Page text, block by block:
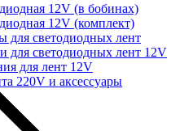
12V (в бобинах)
12V (комплект)
для светодиодных лент
для светодиодных лент 12V
для лент 12V
220V и аксессуары